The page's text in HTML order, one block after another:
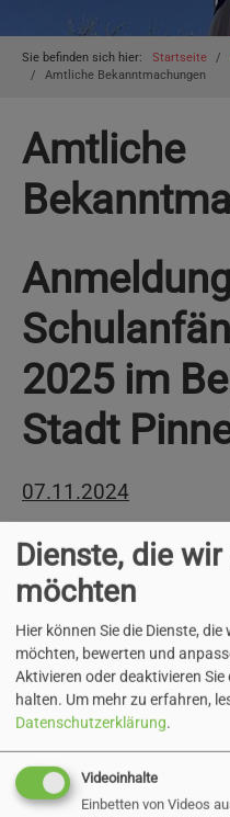
You are here:
Sie befinden sich hier: Startseite
Amtliche Bekanntmachungen
Amtliche
2025 im
Stadt
07.11.2024
6 KB
Zurück
Dienste, die
möchten
Hier können Sie die Dienste,
möchten, bewerten und
Aktivieren oder deaktivieren
halten. Um mehr zu erfahren,
Datenschutzerklärung.
Videoinhalte
Einbetten von Videos